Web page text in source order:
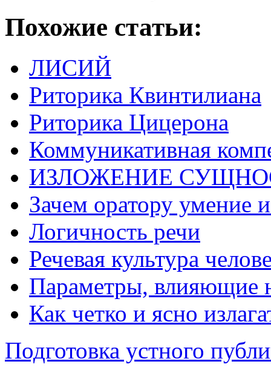
Похожие статьи:
ЛИСИЙ
Риторика Квинтилиана
Риторика Цицерона
Коммуникативная
ИЗЛОЖЕНИЕ
Зачем оратору умение
Логичность речи
Речевая культура
Параметры, влияющие
Как четко и ясно
Подготовка устного